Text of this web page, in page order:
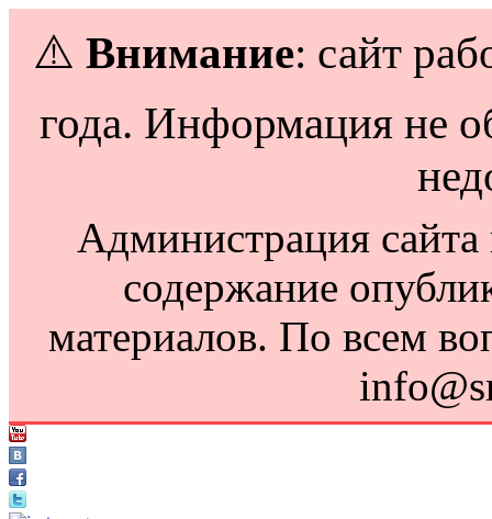
⚠️ Внимание: сайт
года. Информация не
Администрация сайта
содержание
материалов. По всем